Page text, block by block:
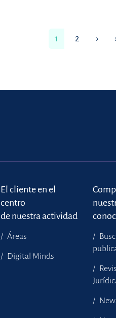
1 2 ›
El cliente en el
centro
de nuestra actividad
Áreas
Digital Minds